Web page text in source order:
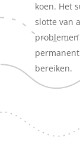
koen. Het
slotte van
problemen
bereiken.